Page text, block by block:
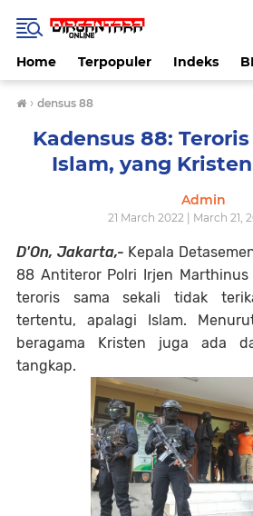
Home Terpopuler Indeks
› densus 88
Kadensus 88:
Islam, yang
Admin
21 March 2022 | March 21,
D'On, Jakarta,- Kepala
88 Antiteror Polri Irjen Marthinus
teroris sama sekali tidak
tertentu, apalagi Islam.
beragama Kristen juga ada
tangkap.